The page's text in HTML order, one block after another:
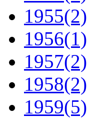
1955(2)
1956(1)
1957(2)
1958(2)
1959(5)